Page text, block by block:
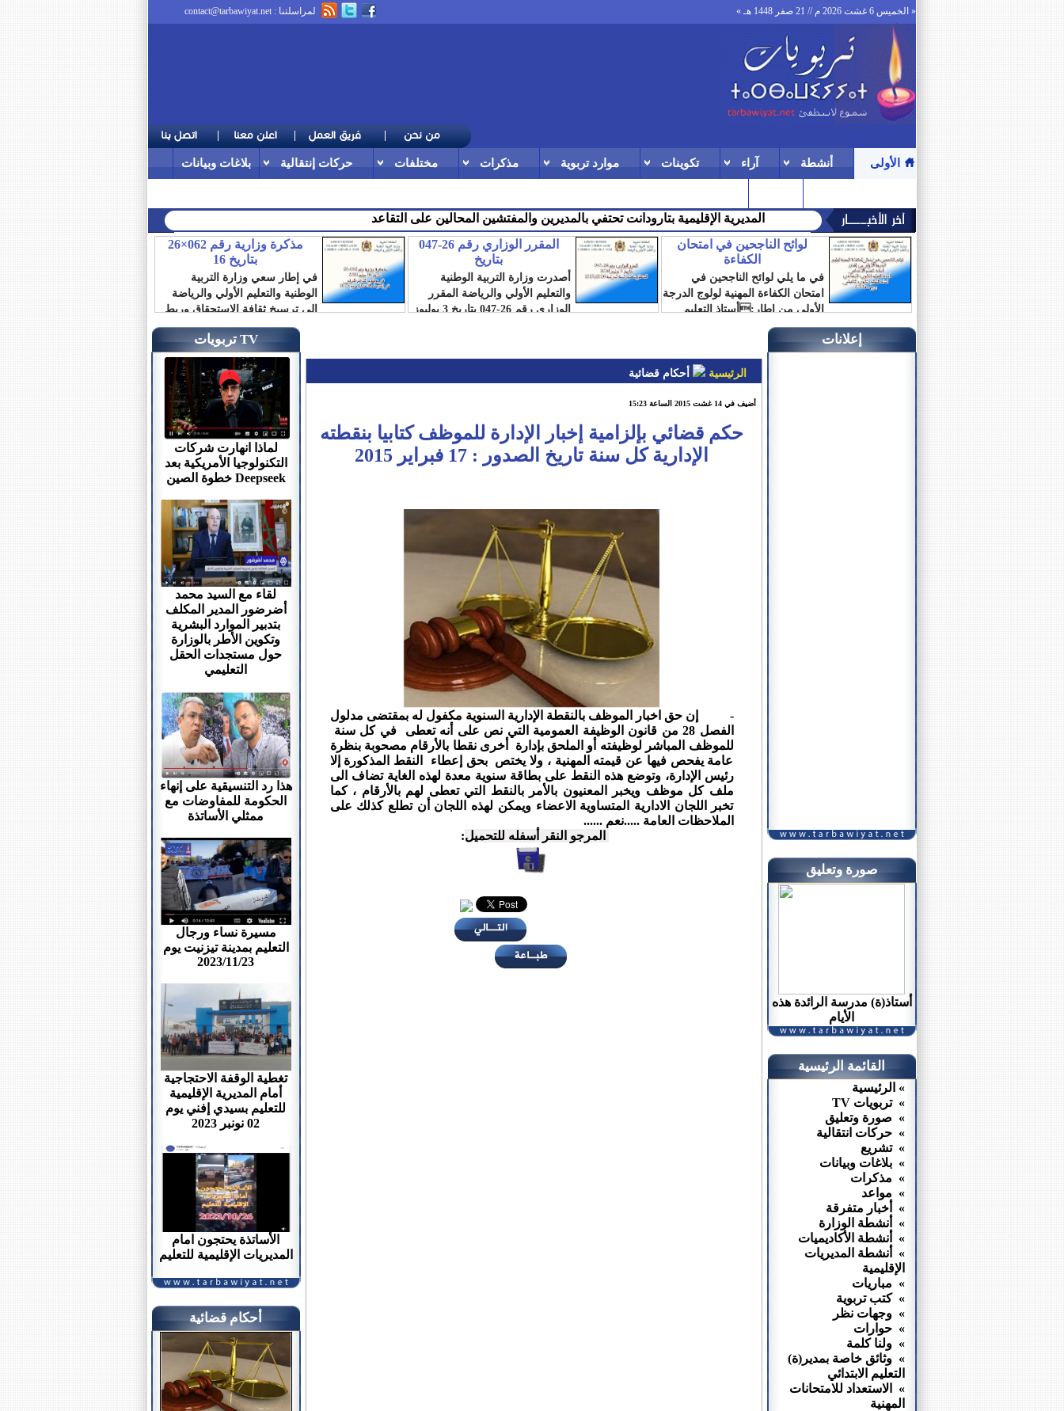
لمراسلتنا : contact@tarbawiyat.net « الخميس 6 غشت 2026 م // 21 صفر 1448 هـ »
الأولى أنشطة آراء تكوينات موارد تربوية مذكرات مختلفات حركات إنتقالية بلاغات وبيانات
وزارة الشؤون الخارجية أعلنت عن مبا
لوائح الناجحين في امتحان
الكفاءة
في ما يلي لوائح الناجحين في
امتحان الكفاءة المهنية لولوج الدرجة
الأولى من إطار:أستاذ التعليم
الابتدائي أستاذ...
المقرر الوزاري رقم 26-047
بتاريخ
أصدرت وزارة التربية الوطنية
والتعليم الأولي والرياضة المقرر
الوزاري رقم 26-047 بتاريخ 3 يوليوز
مذكرة وزارية رقم 062×26
بتاريخ 16
في إطار سعي وزارة التربية
الوطنية والتعليم الأولي والرياضة
إلى ترسيخ ثقافة الاستحقاق وربط
الترقية بالمردودية،...
تربويات TV
لماذا انهارت شركات
التكنولوجيا الأمريكية بعد
خطوة الصين Deepseek
لقاء مع السيد محمد
أضرضور المدير المكلف
بتدبير الموارد البشرية
وتكوين الأطر بالوزارة
حول مستجدات الحقل
التعليمي
هذا رد التنسيقية على إنهاء
الحكومة للمفاوضات مع
ممثلي الأساتذة
مسيرة نساء ورجال
التعليم بمدينة تيزنيت يوم
2023/11/23
تغطية الوقفة الاحتجاجية
أمام المديرية الإقليمية
للتعليم بسيدي إفني يوم
02 نونبر 2023
الأساتذة يحتجون امام
المديريات الإقليمية للتعليم
أحكام قضائية
الرئيسية أحكام قضائية
أضيف في 14 غشت 2015 الساعة 15:23
حكم قضائي بإلزامية إخبار الإدارة للموظف كتابيا بنقطته
الإدارية كل سنة تاريخ الصدور : 17 فبراير 2015
- إن حق اخبار الموظف بالنقطة الإدارية السنوية مكفول له بمقتضى مدلول
الفصل 28 من قانون الوظيفة العمومية التي نص على أنه تعطى في كل سنة
للموظف المباشر لوظيفته أو الملحق بإدارة أخرى نقطا بالأرقام مصحوبة بنظرة
عامة يفحص فيها عن قيمته المهنية ، ولا يختص بحق إعطاء النقط المذكورة إلا
رئيس الإدارة، وتوضع هذه النقط على بطاقة سنوية معدة لهذه الغاية تضاف الى
ملف كل موظف ويخبر المعنيون بالأمر بالنقط التي تعطى لهم بالأرقام ، كما
تخبر اللجان الادارية المتساوية الاعضاء ويمكن لهذه اللجان أن تطلع كذلك على
الملاحظات العامة .....نعم ......
المرجو النقر أسفله للتحميل:
إعلانات
صورة وتعليق
أستاذ(ة) مدرسة الرائدة هذه
الأيام
القائمة الرئيسية
» الرئيسية
» تربويات TV
» صورة وتعليق
» حركات انتقالية
» تشريع
» بلاغات وبيانات
» مذكرات
» مواعد
» أخبار متفرقة
» أنشطة الوزارة
» أنشطة الأكاديميات
» أنشطة المديريات
الإقليمية
» مباريات
» كتب تربوية
» وجهات نظر
» حوارات
» ولنا كلمة
» وثائق خاصة بمدير(ة)
التعليم الابتدائي
» الاستعداد للامتحانات
المهنية